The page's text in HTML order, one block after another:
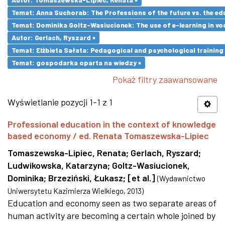
Temat: Anna Suchorab: The Professions of the future vs. the
Temat: Dominika Goltz-Wasiucionek: The use of e-learning in
Autor: Gerlach, Ryszard ×
Temat: Elżbieta Sałata: Pedagogical and psychological
Temat: gospodarka oparta na wiedzy ×
Pokaż filtry zaawansowane
Wyświetlanie pozycji 1-1 z 1
Professional education in the context of knowledge
based economy / ed. Renata Tomaszewska-Lipiec
Tomaszewska-Lipiec, Renata; Gerlach, Ryszard;
Ludwikowska, Katarzyna; Goltz-Wasiucionek,
Dominika; Brzeziński, Łukasz; [et al.] (Wydawnictwo
Uniwersytetu Kazimierza Wielkiego, 2013)
Education and economy seen as two separate areas of
human activity are becoming a certain whole joined by